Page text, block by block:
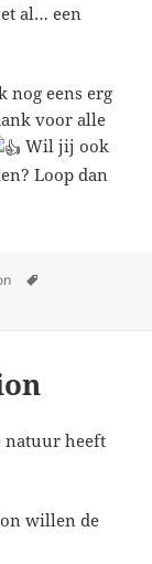
al… een
nog eens erg
voor alle
Wil jij ook
Loop dan
natuur heeft
willen de